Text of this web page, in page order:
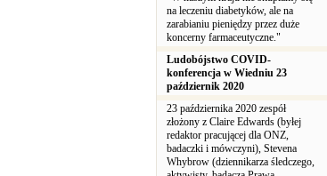
na leczeniu diabetyków, ale na
zarabianiu pieniędzy przez duże
koncerny farmaceutyczne."
Ludobójstwo COVID-
konferencja w Wiedniu 23
październik 2020
23 października 2020 zespół
złożony z Claire Edwards (byłej
redaktor pracującej dla ONZ,
badaczki i mówczyni), Stevena
Whybrow (dziennikarza śledczego,